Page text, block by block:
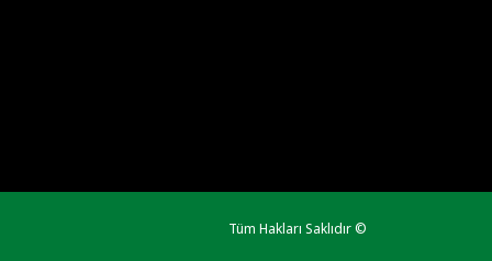
Tüm Hakları Saklıdır ©